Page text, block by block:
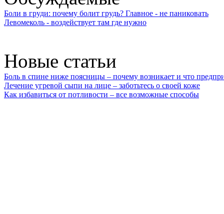
Боли в груди: почему болит грудь? Главное - не паниковать
Левомеколь - воздействует там где нужно
Новые статьи
Боль в спине ниже поясницы – почему возникает и что
Лечение угревой сыпи на лице – заботьтесь о своей коже
Как избавиться от потливости – все возможные способы